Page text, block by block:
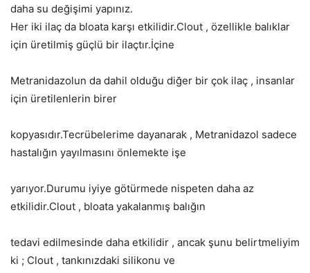
daha su değişimi yapınız.
Her iki ilaç da bloata karşı etkilidir.Clout , özellikle balıklar
için üretilmiş güçlü bir ilaçtır.İçine
Metranidazolun da dahil olduğu diğer bir çok ilaç , insanlar
için üretilenlerin birer
kopyasıdır.Tecrübelerime dayanarak , Metranidazol sadece
hastalığın yayılmasını önlemekte işe
yarıyor.Durumu iyiye götürmede nispeten daha az
etkilidir.Clout , bloata yakalanmış balığın
tedavi edilmesinde daha etkilidir , ancak şunu belirtmeliyim
ki ; Clout , tankınızdaki silikonu ve